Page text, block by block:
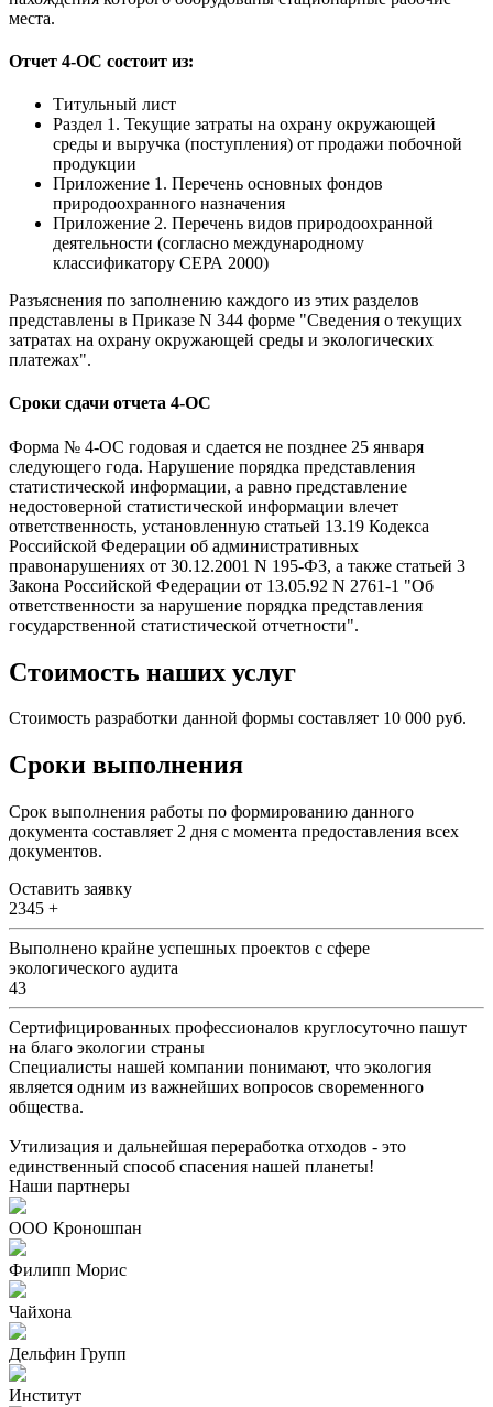
места.
Отчет 4-ОС состоит из:
Титульный лист
Раздел 1. Текущие затраты на охрану окружающей
среды и выручка (поступления) от продажи побочной
продукции
Приложение 1. Перечень основных фондов
природоохранного назначения
Приложение 2. Перечень видов природоохранной
деятельности (согласно международному
классификатору СЕРА 2000)
Разъяснения по заполнению каждого из этих разделов
представлены в Приказе N 344 форме "Сведения о текущих
затратах на охрану окружающей среды и экологических
платежах".
Сроки сдачи отчета 4-ОС
Форма № 4-ОС годовая и сдается не позднее 25 января
следующего года. Нарушение порядка представления
статистической информации, а равно представление
недостоверной статистической информации влечет
ответственность, установленную статьей 13.19 Кодекса
Российской Федерации об административных
правонарушениях от 30.12.2001 N 195-ФЗ, а также статьей 3
Закона Российской Федерации от 13.05.92 N 2761-1 "Об
ответственности за нарушение порядка представления
государственной статистической отчетности".
Стоимость наших услуг
Стоимость разработки данной формы составляет 10 000 руб.
Cроки выполнения
Срок выполнения работы по формированию данного
документа составляет 2 дня с момента предоставления всех
документов.
Оставить заявку
2345 +
Выполнено крайне успешных проектов с сфере
экологического аудита
43
Сертифицированных профессионалов круглосуточно пашут
на благо экологии страны
Специалисты нашей компании понимают, что экология
является одним из важнейших вопросов своременного
общества.
Утилизация и дальнейшая переработка отходов - это
единственный способ спасения нашей планеты!
Наши партнеры
ООО Кроношпан
Филипп Морис
Чайхона
Дельфин Групп
Институт